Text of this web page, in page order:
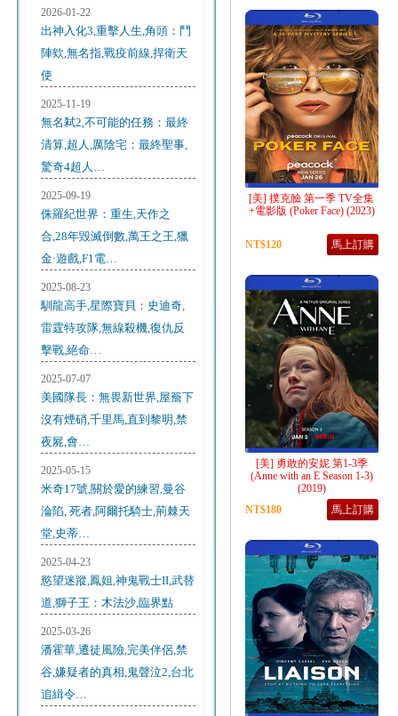
2026-01-22
出神入化3,重擊人生,角頭：鬥
陣欸,無名指,戰疫前線,捍衛天
使
2025-11-19
無名弒2,不可能的任務：最終
清算,超人,厲陰宅：最終聖事,
驚奇4超人…
2025-09-19
侏羅紀世界：重生,天作之
合,28年毀滅倒數,萬王之王,獵
金·遊戲,F1電…
2025-08-23
馴龍高手,星際寶貝：史迪奇,
雷霆特攻隊,無線殺機,復仇反
擊戰,絕命…
2025-07-07
美國隊長：無畏新世界,屋簷下
沒有煙硝,千里馬,直到黎明,禁
夜屍,會…
2025-05-15
米奇17號,關於愛的練習,曼谷
淪陷, 死者,阿爾托騎士,荊棘天
堂,史蒂…
2025-04-23
慾望迷蹤,鳳姐,神鬼戰士II,武替
道,獅子王：木法沙,臨界點
2025-03-26
潘霍華,遷徒風險,完美伴侶,禁
谷,嫌疑者的真相,鬼聲泣2,台北
追緝令…
[美] 撲克臉 第一季 TV全集
+電影版 (Poker Face) (2023)
NT$120 馬上訂購
[美] 勇敢的安妮 第1-3季
(Anne with an E Season 1-3)
(2019)
NT$180
馬上訂購